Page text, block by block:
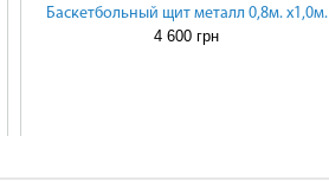
Баскетбольный щит металл 0,8м. х1,0м.
4 600 грн